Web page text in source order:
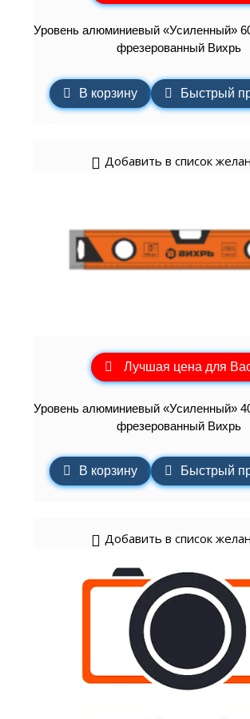
Уровень алюминиевый «Усиленный»
фрезерованный Вихрь
В корзину Быстрый
Добавить в список
Лучшая цена для
Уровень алюминиевый «Усиленный»
фрезерованный Вихрь
В корзину Быстрый
Добавить в список